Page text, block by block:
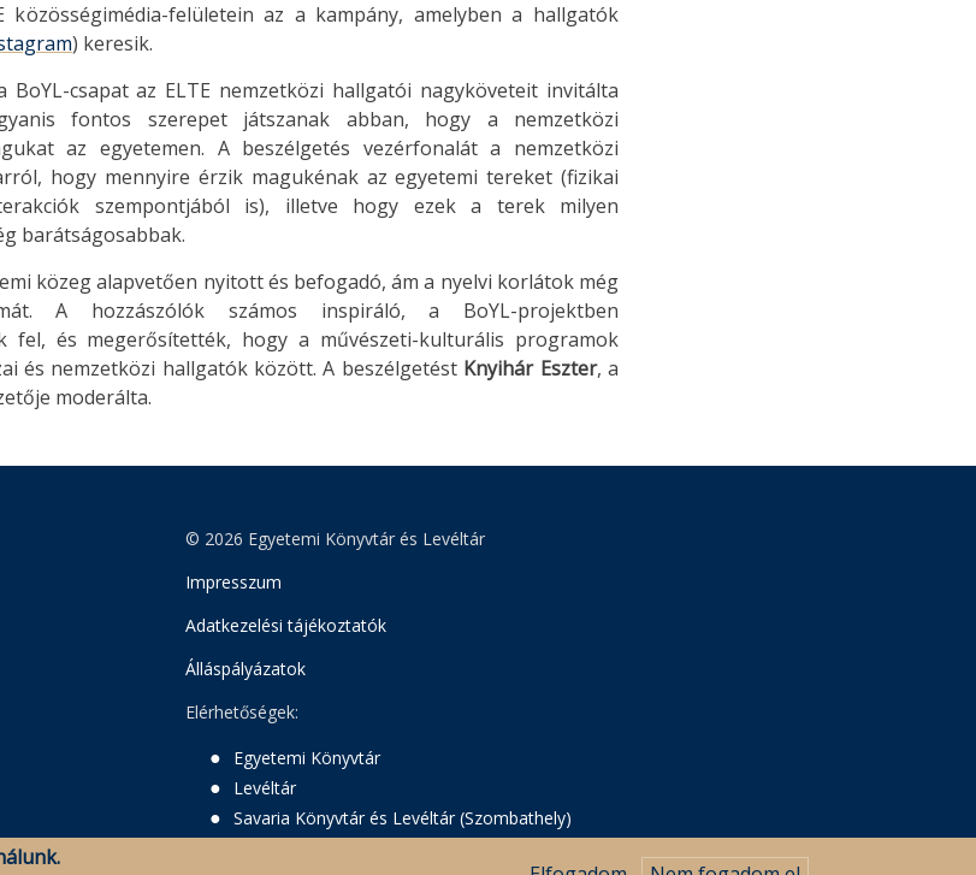
felületein az a kampány, amelyben a hallgatók
) keresik.
BoYL-csapat az ELTE nemzetközi hallgatói nagyköveteit invitálta
fontos szerepet játszanak abban, hogy a nemzetközi
az egyetemen. A beszélgetés vezérfonalát a nemzetközi
hogy mennyire érzik magukénak az egyetemi tereket (fizikai
szempontjából is), illetve hogy ezek a terek milyen
barátságosabbak.
közeg alapvetően nyitott és befogadó, ám a nyelvi korlátok még
A hozzászólók számos inspiráló, a BoYL-projektben
fel, és megerősítették, hogy a művészeti-kulturális programok
és nemzetközi hallgatók között. A beszélgetést Knyihár Eszter, a
moderálta.
© 2026 Egyetemi Könyvtár és Levéltár
Impresszum
Adatkezelési tájékoztatók
Álláspályázatok
Elérhetőségek:
Egyetemi Könyvtár
Levéltár
Savaria Könyvtár és Levéltár (Szombathely)